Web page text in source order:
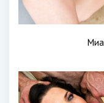
Миа